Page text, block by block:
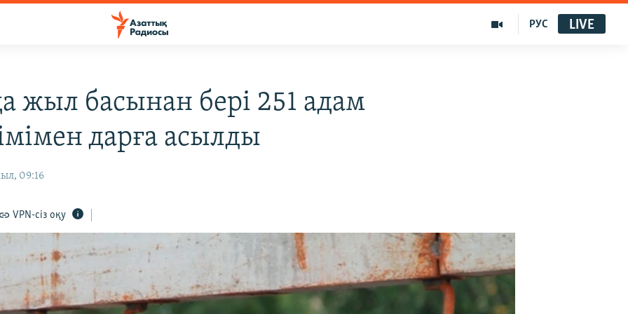
РУС LIVE
жыл басынан бері 251 адам
дарға асылды
09:16
VPN-сіз оқу